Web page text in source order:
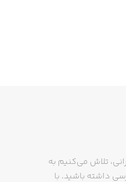
تلاش می‌کنیم به
داشته باشید. با